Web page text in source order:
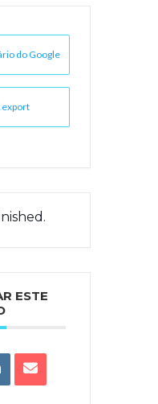
do Google
export
ESTE